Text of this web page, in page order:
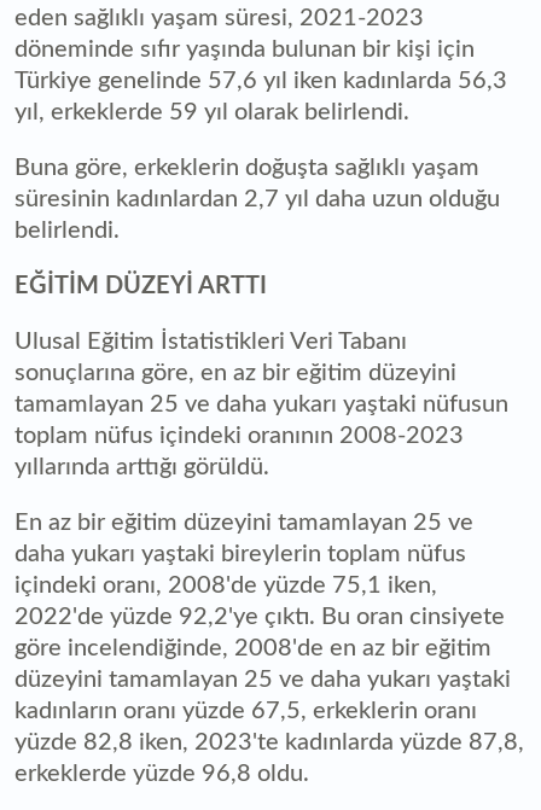
eden sağlıklı yaşam süresi, 2021-2023
döneminde sıfır yaşında bulunan bir kişi için
Türkiye genelinde 57,6 yıl iken kadınlarda 56,3
yıl, erkeklerde 59 yıl olarak belirlendi.
Buna göre, erkeklerin doğuşta sağlıklı yaşam
süresinin kadınlardan 2,7 yıl daha uzun olduğu
belirlendi.
EĞİTİM DÜZEYİ ARTTI
Ulusal Eğitim İstatistikleri Veri Tabanı
sonuçlarına göre, en az bir eğitim düzeyini
tamamlayan 25 ve daha yukarı yaştaki nüfusun
toplam nüfus içindeki oranının 2008-2023
yıllarında arttığı görüldü.
En az bir eğitim düzeyini tamamlayan 25 ve
daha yukarı yaştaki bireylerin toplam nüfus
içindeki oranı, 2008'de yüzde 75,1 iken,
2022'de yüzde 92,2'ye çıktı. Bu oran cinsiyete
göre incelendiğinde, 2008'de en az bir eğitim
düzeyini tamamlayan 25 ve daha yukarı yaştaki
kadınların oranı yüzde 67,5, erkeklerin oranı
yüzde 82,8 iken, 2023'te kadınlarda yüzde 87,8,
erkeklerde yüzde 96,8 oldu.